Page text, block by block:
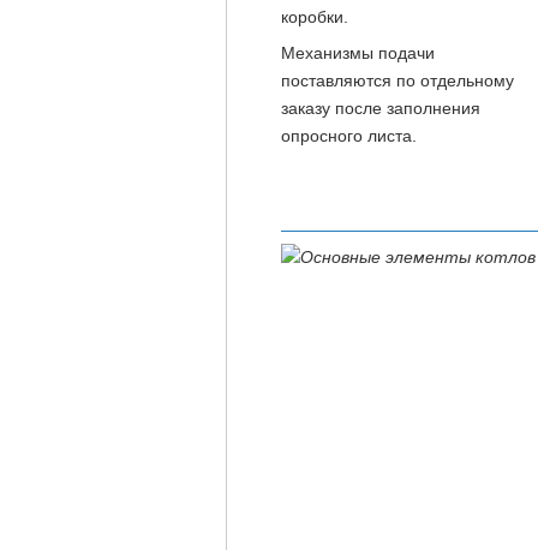
коробки.
Механизмы подачи
поставляются по отдельному
заказу после заполнения
опросного листа.